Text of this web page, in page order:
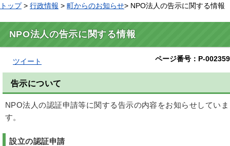
トップ> 行政情報 > 町からのお知らせ> NPO法人の告示に関する情報
NPO法人の告示に関する情報
ページ番号：P-002359
ツイート
告示について
NPO法人の認証申請等に関する告示の内容をお知らせしていま
す。
設立の認証申請